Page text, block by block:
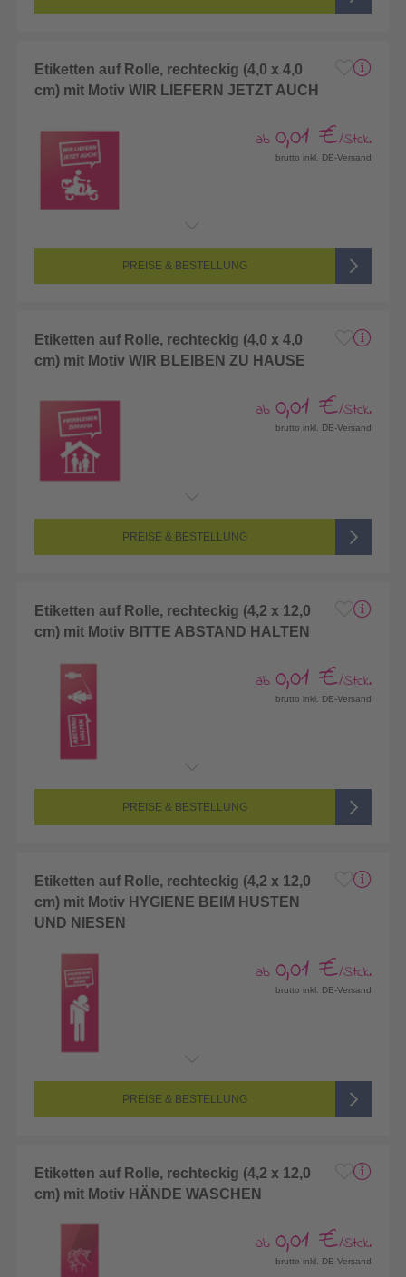
Etiketten auf Rolle, rechteckig (4,0 x 4,0
cm) mit Motiv WIR LIEFERN JETZT AUCH
ab 0,01 €/Stck.
brutto inkl. DE-Versand
PREISE & BESTELLUNG
Etiketten auf Rolle, rechteckig (4,0 x 4,0
cm) mit Motiv WIR BLEIBEN ZU HAUSE
ab 0,01 €/Stck.
brutto inkl. DE-Versand
PREISE & BESTELLUNG
Etiketten auf Rolle, rechteckig (4,2 x 12,0
cm) mit Motiv BITTE ABSTAND HALTEN
ab 0,01 €/Stck.
brutto inkl. DE-Versand
PREISE & BESTELLUNG
Etiketten auf Rolle, rechteckig (4,2 x 12,0
cm) mit Motiv HYGIENE BEIM HUSTEN
UND NIESEN
ab 0,01 €/Stck.
brutto inkl. DE-Versand
PREISE & BESTELLUNG
Etiketten auf Rolle, rechteckig (4,2 x 12,0
cm) mit Motiv HÄNDE WASCHEN
ab 0,01 €/Stck.
brutto inkl. DE-Versand